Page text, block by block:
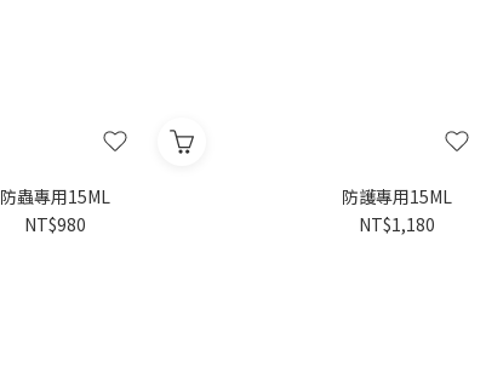
防蟲專用15ML
NT$980
防護專用15ML
NT$1,180